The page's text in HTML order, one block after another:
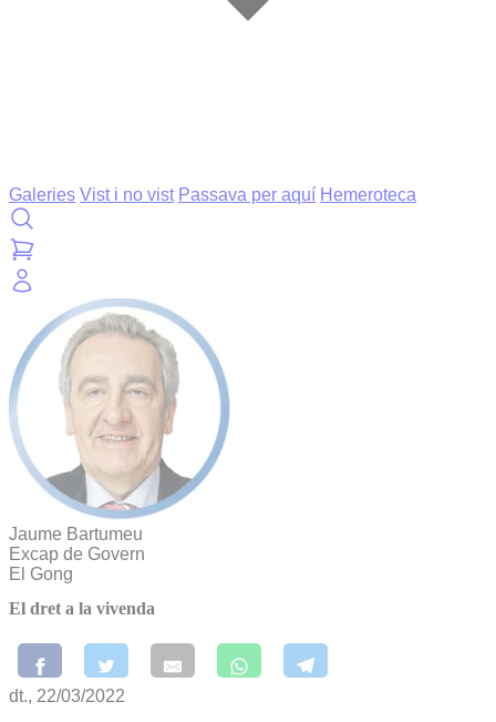
Galeries Vist i no vist Passava per aquí Hemeroteca
Jaume Bartumeu
Excap de Govern
El Gong
El dret a la vivenda
dt., 22/03/2022